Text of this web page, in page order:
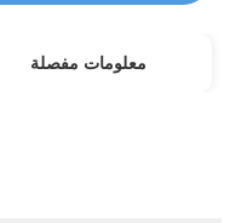
معلومات مفصلة